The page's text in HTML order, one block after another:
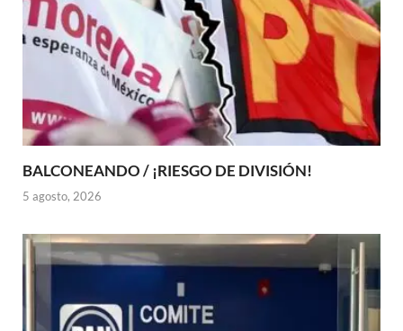
BALCONEANDO / ¡RIESGO DE DIVISIÓN!
5 agosto, 2026